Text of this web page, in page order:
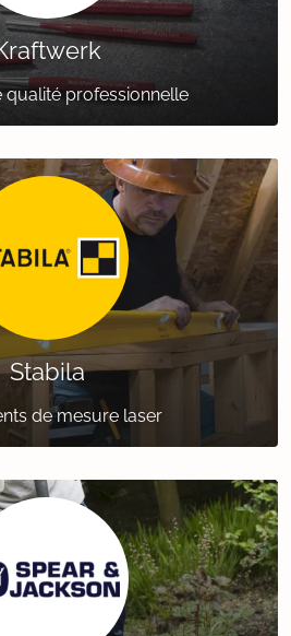
qualité professionnelle
Stabila
de mesure laser